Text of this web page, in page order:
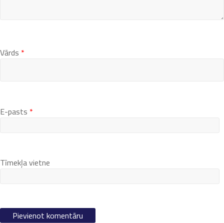
Vārds *
E-pasts *
Tīmekļa vietne